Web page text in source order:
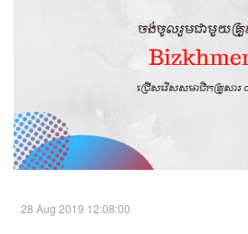
28 Aug 2019 12:08:00